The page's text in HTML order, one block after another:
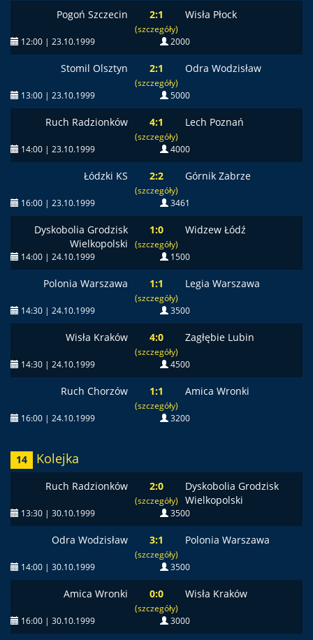
Pogoń Szczecin 2:1
(szczegóły)
Wisła Płock
12:00 | 23.10.1999 2000
Stomil Olsztyn 2:1
(szczegóły)
Odra Wodzisław
13:00 | 23.10.1999 5000
Ruch Radzionków 4:1
(szczegóły)
Lech Poznań
14:00 | 23.10.1999 4000
Łódzki KS 2:2
(szczegóły)
Górnik Zabrze
16:00 | 23.10.1999 3461
Dyskobolia Grodzisk
Wielkopolski
1:0
(szczegóły)
Widzew Łódź
14:00 | 24.10.1999 1500
Polonia Warszawa 1:1
(szczegóły)
Legia Warszawa
14:30 | 24.10.1999 3500
Wisła Kraków 4:0
(szczegóły)
Zagłębie Lubin
14:30 | 24.10.1999 4500
Ruch Chorzów 1:1
(szczegóły)
Amica Wronki
16:00 | 24.10.1999 3200
14 Kolejka
Ruch Radzionków 2:0
(szczegóły)
Dyskobolia Grodzisk
Wielkopolski
13:30 | 30.10.1999 3500
Odra Wodzisław 3:1
(szczegóły)
Polonia Warszawa
14:00 | 30.10.1999 3500
Amica Wronki 0:0
(szczegóły)
Wisła Kraków
16:00 | 30.10.1999 3000